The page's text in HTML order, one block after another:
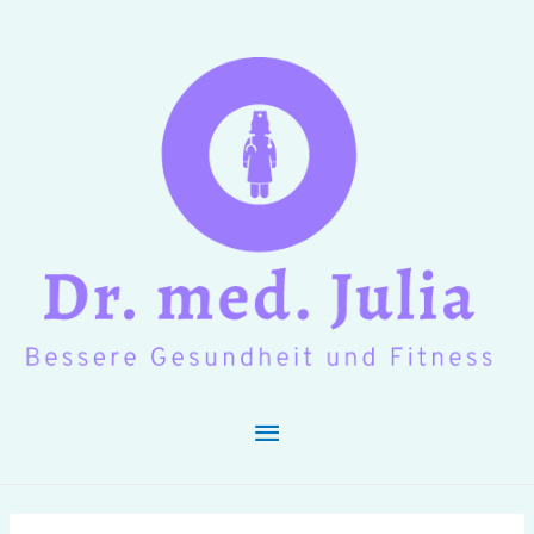
Hauptmenü